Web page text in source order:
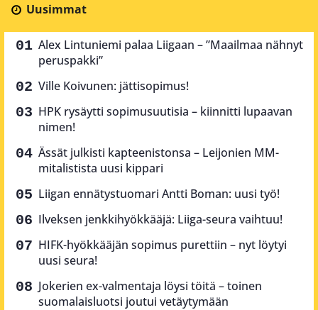
Uusimmat
Alex Lintuniemi palaa Liigaan – ”Maailmaa nähnyt
peruspakki”
Ville Koivunen: jättisopimus!
HPK rysäytti sopimusuutisia – kiinnitti lupaavan
nimen!
Ässät julkisti kapteenistonsa – Leijonien MM-
mitalistista uusi kippari
Liigan ennätystuomari Antti Boman: uusi työ!
Ilveksen jenkkihyökkääjä: Liiga-seura vaihtuu!
HIFK-hyökkääjän sopimus purettiin – nyt löytyi
uusi seura!
Jokerien ex-valmentaja löysi töitä – toinen
suomalaisluotsi joutui vetäytymään